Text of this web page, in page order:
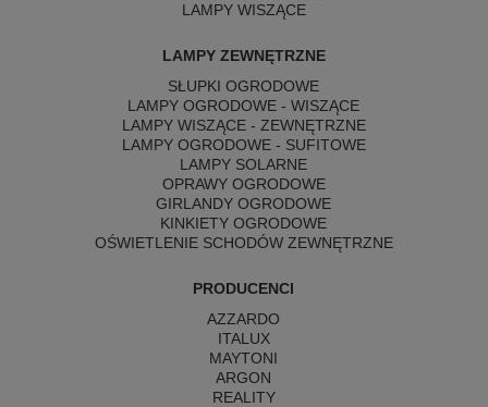
LAMPY WISZĄCE
LAMPY ZEWNĘTRZNE
SŁUPKI OGRODOWE
LAMPY OGRODOWE - WISZĄCE
LAMPY WISZĄCE - ZEWNĘTRZNE
LAMPY OGRODOWE - SUFITOWE
LAMPY SOLARNE
OPRAWY OGRODOWE
GIRLANDY OGRODOWE
KINKIETY OGRODOWE
OŚWIETLENIE SCHODÓW ZEWNĘTRZNE
PRODUCENCI
AZZARDO
ITALUX
MAYTONI
ARGON
REALITY